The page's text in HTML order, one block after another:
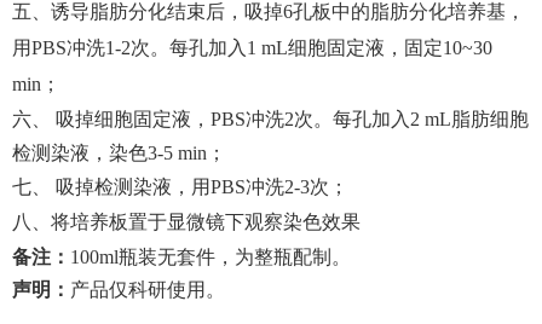
五 、诱导脂肪分化结束后，吸掉6孔板中的脂肪分化培养基，
用PBS冲洗1-2次。每孔加入1 mL细胞固定液，固定10~30
min；
六 、 吸掉细胞固定液，PBS冲洗2次。每孔加入2 mL脂肪细胞
检测染液，染色3-5 min；
七 、 吸掉检测染液，用PBS冲洗2-3次；
八、将培养板置于显微镜下观察染色效果
备注： 100ml瓶装无套件，为整瓶配制。
声明： 产品仅科研使用。